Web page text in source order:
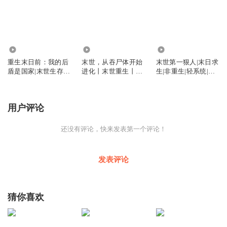
重生末日前：我的后
盾是国家|末世生存|
末世，从吞尸体开始
进化丨末世重生丨吞
末世第一狠人|末日求
生|非重生|轻系统|丧
用户评论
还没有评论，快来发表第一个评论！
发表评论
猜你喜欢